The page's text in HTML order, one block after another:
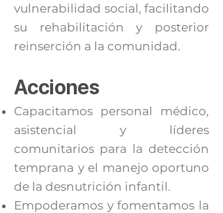
vulnerabilidad social, facilitando
su rehabilitación y posterior
reinserción a la comunidad.
Acciones
Capacitamos personal médico,
asistencial y líderes
comunitarios para la detección
temprana y el manejo oportuno
de la desnutrición infantil.
Empoderamos y fomentamos la